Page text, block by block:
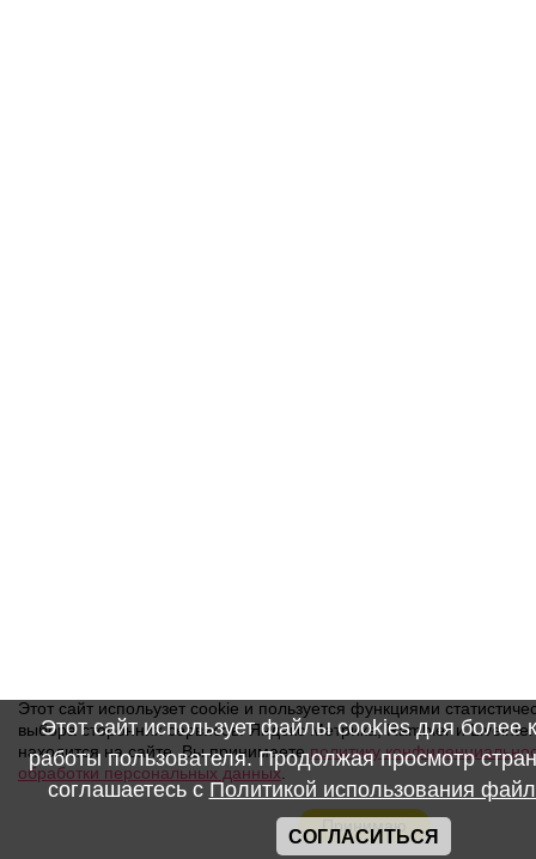
Этот сайт испольузет cookie и пользуется функциями
выбора сторонних сервисов: Яндекс Метрика, Rambler и
находится на сайте, Вы принимаетеполитику
обработки персональных данных
Принимаю
Этот сайт использует файлы cookies для более
работы пользователя. Продолжая просмотр
соглашаетесь с Политикой использования
СОГЛАСИТЬСЯ